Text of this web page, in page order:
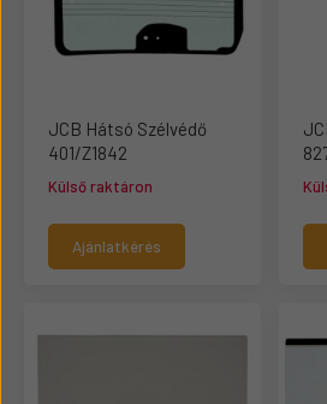
JCB Hátsó Szélvédő
401/Z1842
Külső raktáron
Ajánlatkérés